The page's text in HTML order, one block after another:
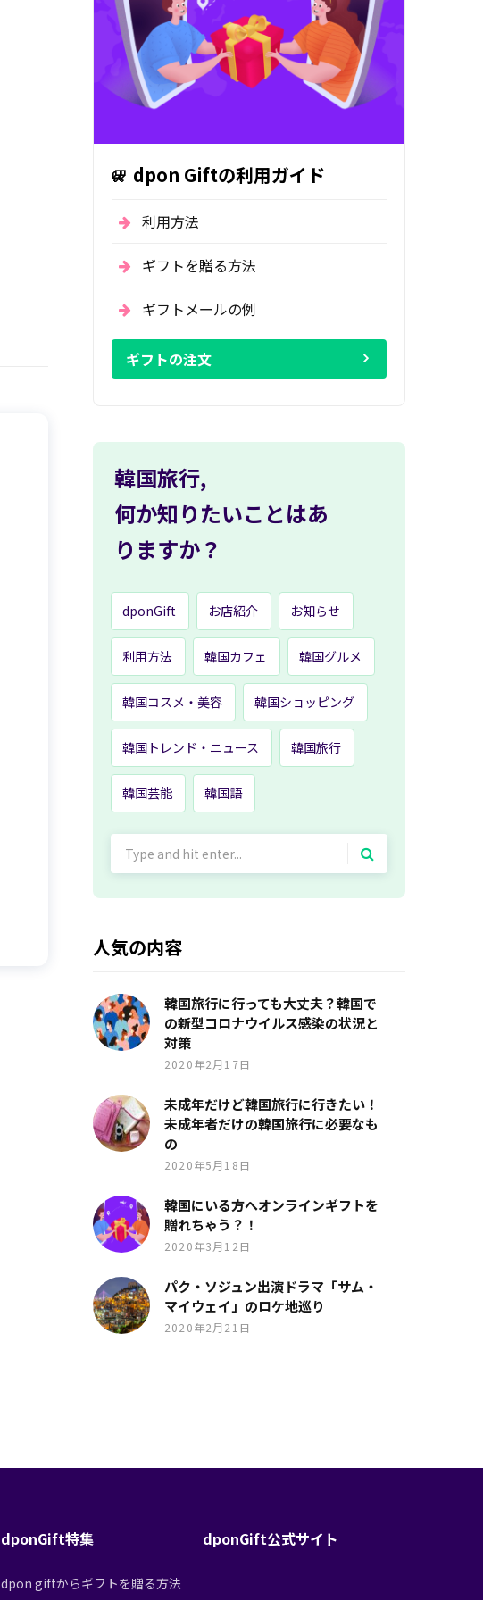
dpon Giftの利用ガイド
利用方法
ギフトを贈る方法
ギフトメールの例
ギフトの注文
韓国旅行,
何か知りたいことはあ
りますか？
dponGift お店紹介 お知らせ
利用方法 韓国カフェ 韓国グルメ
韓国コスメ・美容 韓国ショッピング
韓国トレンド・ニュース 韓国旅行
韓国芸能 韓国語
人気の内容
韓国旅行に行っても大丈夫？韓国で
の新型コロナウイルス感染の状況と
対策
2020年2月17日
未成年だけど韓国旅行に行きたい！
未成年者だけの韓国旅行に必要なも
の
2020年5月18日
韓国にいる方へオンラインギフトを
贈れちゃう？！
2020年3月12日
パク・ソジュン出演ドラマ「サム・
マイウェイ」のロケ地巡り
2020年2月21日
dponGift特集
dpon giftからギフトを贈る方法
dponGift公式サイト